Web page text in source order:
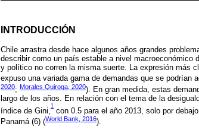
INTRODUCCIÓN
Chile arrastra desde hace algunos años grandes
describir como un país estable a nivel macroeconómico
y político no corren la misma suerte. La expresión más
expuso una variada gama de demandas que se
2020; Morales Quiroga, 2020). En gran medida, estas
largo de los años. En relación con el tema de la
índice de Gini,
1
con 0.5 para el año 2013, solo por
Panamá (6) (World Bank, 2016).